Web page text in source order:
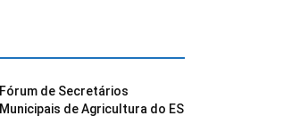
Fórum de Secretários
Municipais de Agricultura do ES